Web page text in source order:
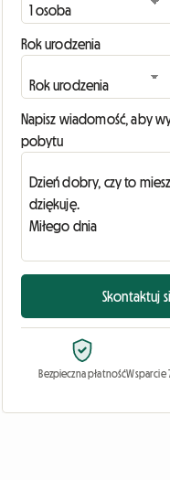
Rok urodzenia
Napisz wiadomość, aby
pobytu
Skontaktuj
Bezpieczna płatnośćWsparcie